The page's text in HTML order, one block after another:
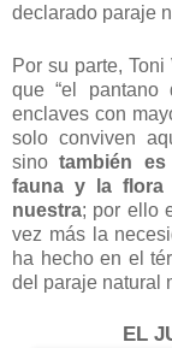
declarado paraje
Por su parte,
que “el
enclaves con
solo conviven
sinotambién
fauna y la flora
nuestra; por ello
vez más la
ha hecho en el
del paraje natural
EL